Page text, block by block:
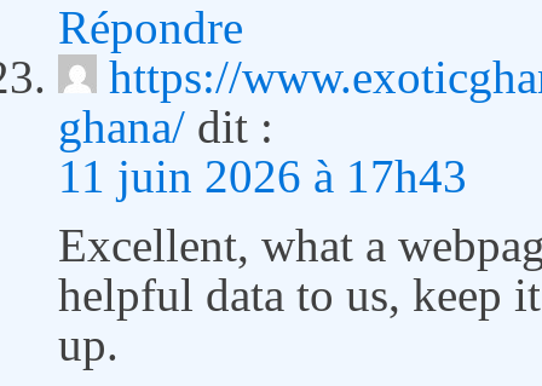
Répondre
https://
ghana/ dit :
11 juin 2026 à 17h43
Excellent, what a
helpful data to us, keep it
up.